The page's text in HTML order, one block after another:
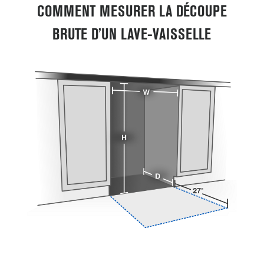
COMMENT MESURER LA DÉCOUPE
BRUTE D’UN LAVE-VAISSELLE